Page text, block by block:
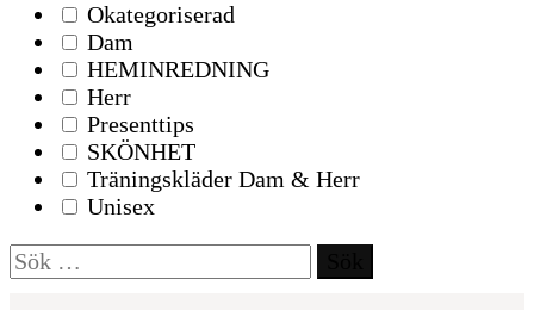
Okategoriserad
Dam
HEMINREDNING
Herr
Presenttips
SKÖNHET
Träningskläder Dam & Herr
Unisex
Sök
efter: